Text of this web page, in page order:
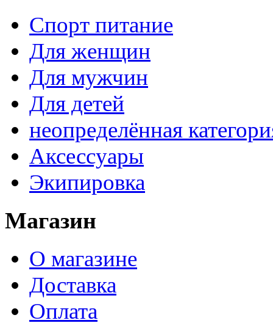
Спорт питание
Для женщин
Для мужчин
Для детей
неопределённая
Аксессуары
Экипировка
Магазин
О магазине
Доставка
Оплата